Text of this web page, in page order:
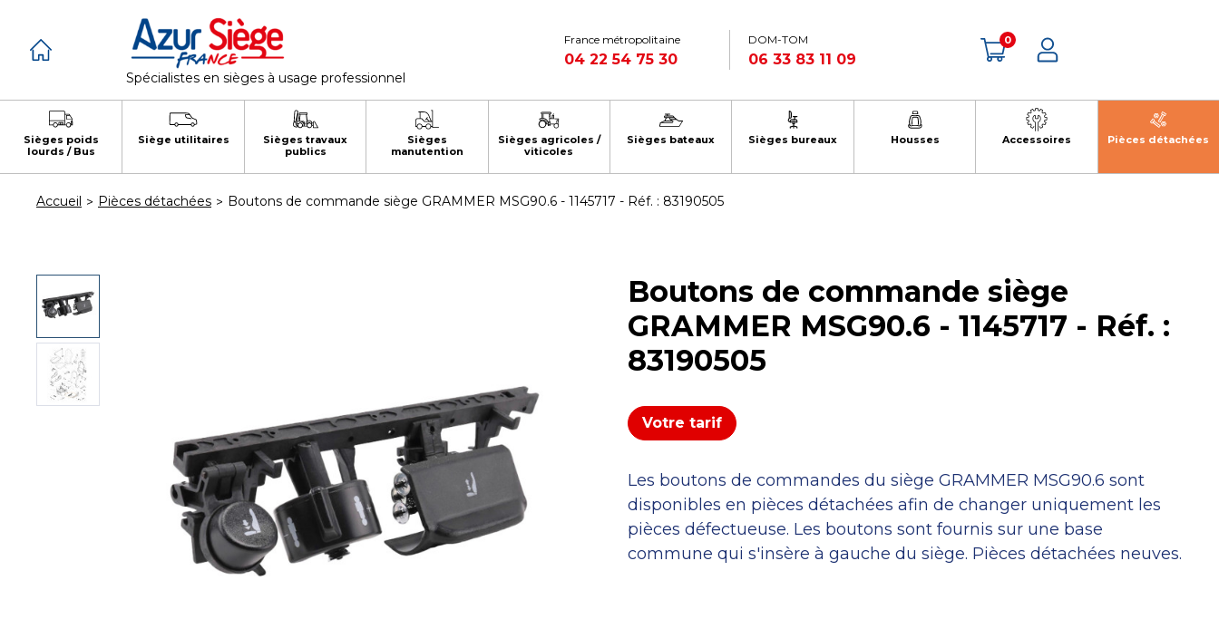
Spécialistes en sièges à usage professionnel
France métropolitaine
04 22 54 75 30
DOM-TOM
06 33 83 11 09
0
Sièges poids
lourds / Bus
Siège utilitaires
Sièges travaux
publics
Sièges
manutention
Sièges agricoles /
viticoles
Sièges bateaux Sièges bureaux Housses Accessoires Pièces détachées
Accueil Pièces détachées Boutons de commande siège GRAMMER MSG90.6 - 1145717 - Réf. : 83190505
Boutons de commande siège
GRAMMER MSG90.6 - 1145717 - Réf. :
83190505
Votre tarif
Les boutons de commandes du siège GRAMMER MSG90.6 sont
disponibles en pièces détachées afin de changer uniquement les
pièces défectueuse. Les boutons sont fournis sur une base
commune qui s'insère à gauche du siège. Pièces détachées neuves.